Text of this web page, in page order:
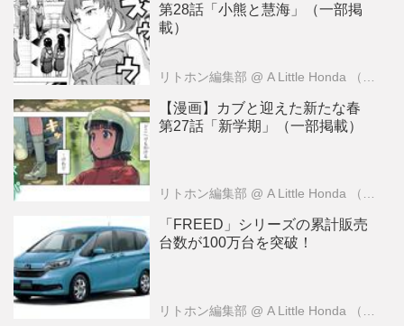
第28話「小熊と慧海」（一部掲
載）
リトホン編集部 @ A Little Honda （ア・リトル・ホンダ）編集部
【漫画】カブと迎えた新たな春
第27話「新学期」（一部掲載）
リトホン編集部 @ A Little Honda （ア・リトル・ホンダ）編集部
「FREED」シリーズの累計販売
台数が100万台を突破！
リトホン編集部 @ A Little Honda （ア・リトル・ホンダ）編集部